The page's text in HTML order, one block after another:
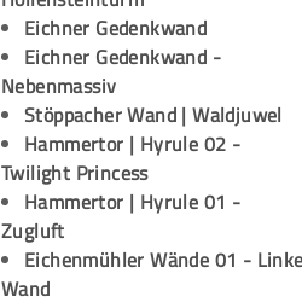
Eichner Gedenkwand
Eichner Gedenkwand -
Nebenmassiv
Stöppacher Wand | Waldjuwel
Hammertor | Hyrule 02 -
Twilight Princess
Hammertor | Hyrule 01 -
Zugluft
Eichenmühler Wände 01 - Linke
Wand